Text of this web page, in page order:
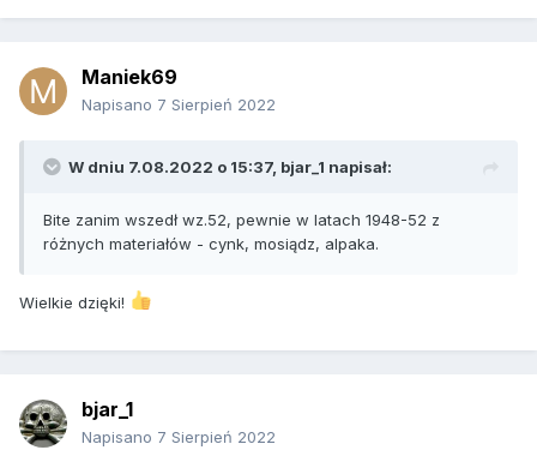
Maniek69
Napisano 7 Sierpień 2022
W dniu 7.08.2022 o 15:37, bjar_1 napisał:
Bite zanim wszedł wz.52, pewnie w latach 1948-52 z
różnych materiałów - cynk, mosiądz, alpaka.
Wielkie dzięki!
bjar_1
Napisano 7 Sierpień 2022